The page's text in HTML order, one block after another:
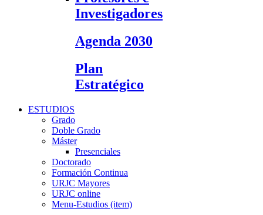
Investigadores
Agenda 2030
Plan
Estratégico
ESTUDIOS
Grado
Doble Grado
Máster
Presenciales
Doctorado
Formación Continua
URJC Mayores
URJC online
Menu-Estudios (item)